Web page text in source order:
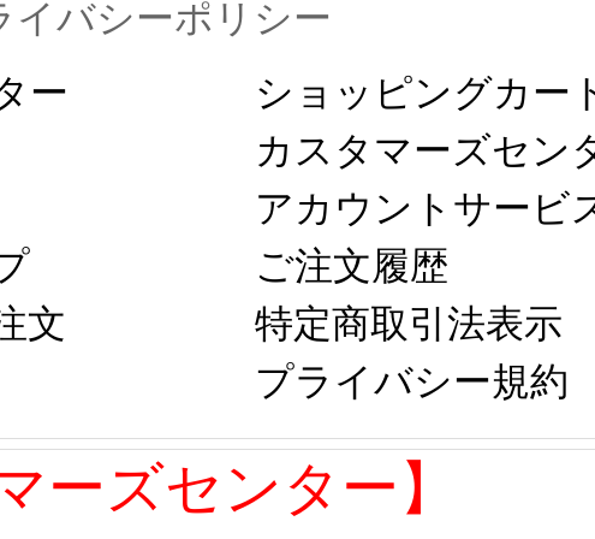
イバシーポリシー
ー
ショッピングカー
カスタマーズセン
アカウントサービ
ご注文履歴
文
特定商取引法表示
プライバシー規約
ーズセンター】